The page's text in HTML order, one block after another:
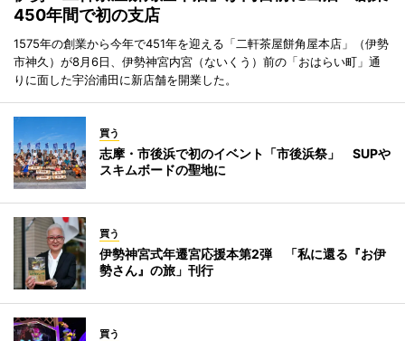
450年間で初の支店
1575年の創業から今年で451年を迎える「二軒茶屋餅角屋本店」（伊勢
市神久）が8月6日、伊勢神宮内宮（ないくう）前の「おはらい町」通
りに面した宇治浦田に新店舗を開業した。
買う
志摩・市後浜で初のイベント「市後浜祭」 SUPや
スキムボードの聖地に
買う
伊勢神宮式年遷宮応援本第2弾 「私に還る『お伊
勢さん』の旅」刊行
買う